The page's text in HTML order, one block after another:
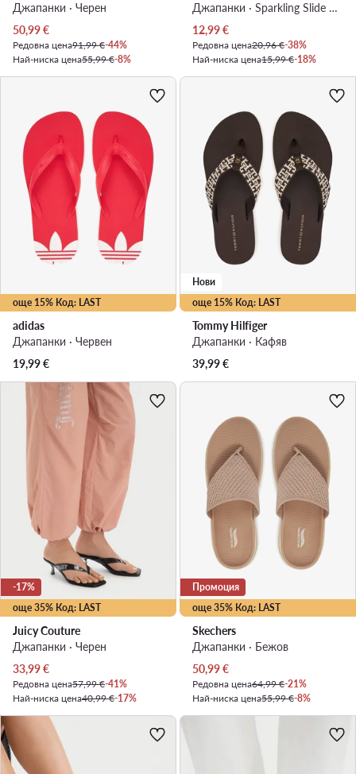
Джапанки · Черен
Актуална цена
50,99€
Редовна цена91,99 €-44%
Най-ниска цена55,99 €-8%
Джапанки · Sparkling Slide S11688-CHA-PS018 · Розов
Актуална цена
12,99€
Редовна цена20,96 €-38%
Най-ниска цена15,99 €-18%
още 15% Код: LAST
adidas
Джапанки · Червен
19,99€
още 15% Код: LAST
Нови
Tommy Hilfiger
Джапанки · Кафяв
39,99€
още 35% Код: LAST
-17%
Juicy Couture
Джапанки · Черен
Актуална цена
33,99€
Редовна цена57,99 €-41%
Най-ниска цена40,99 €-17%
още 35% Код: LAST
Промоция
Skechers
Джапанки · Бежов
Актуална цена
50,99€
Редовна цена64,99 €-21%
Най-ниска цена55,99 €-8%